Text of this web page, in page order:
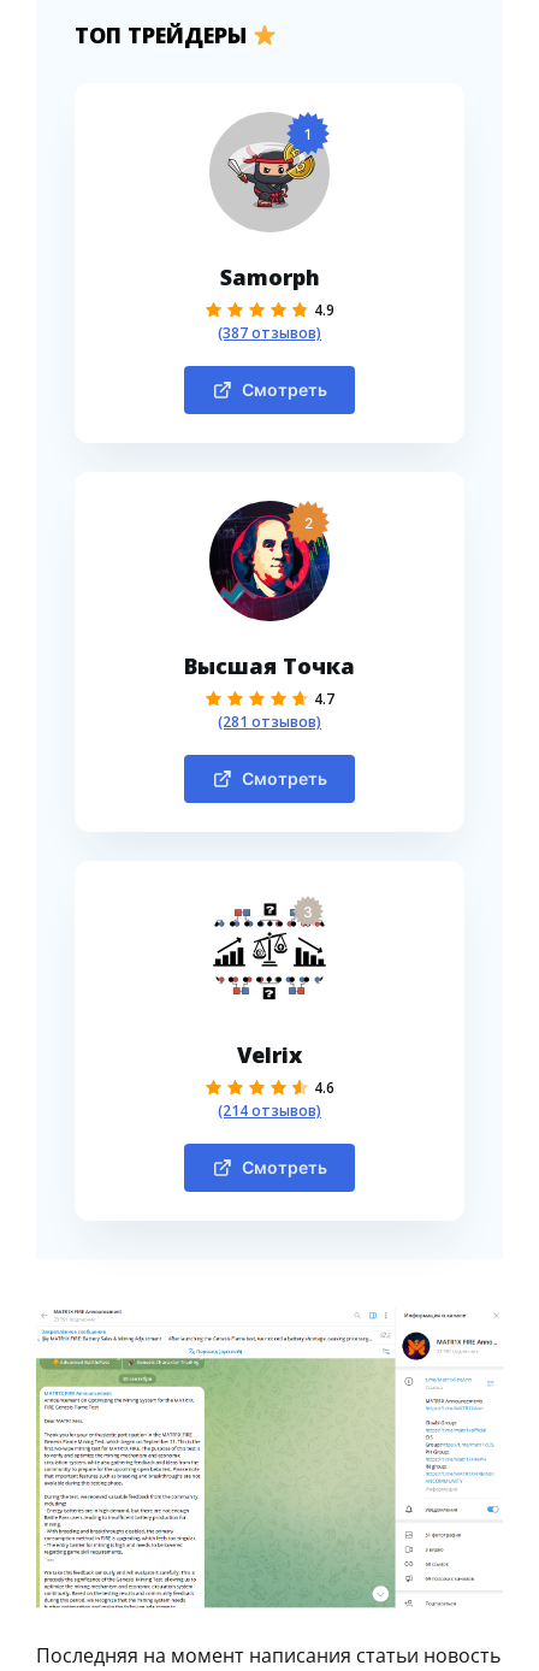
ТОП ТРЕЙДЕРЫ
1
Samorph
4.9
(387 отзывов)
Смотреть
2
Высшая Точка
4.7
(281 отзывов)
Смотреть
3
Velrix
4.6
(214 отзывов)
Смотреть
Последняя на момент написания статьи новость